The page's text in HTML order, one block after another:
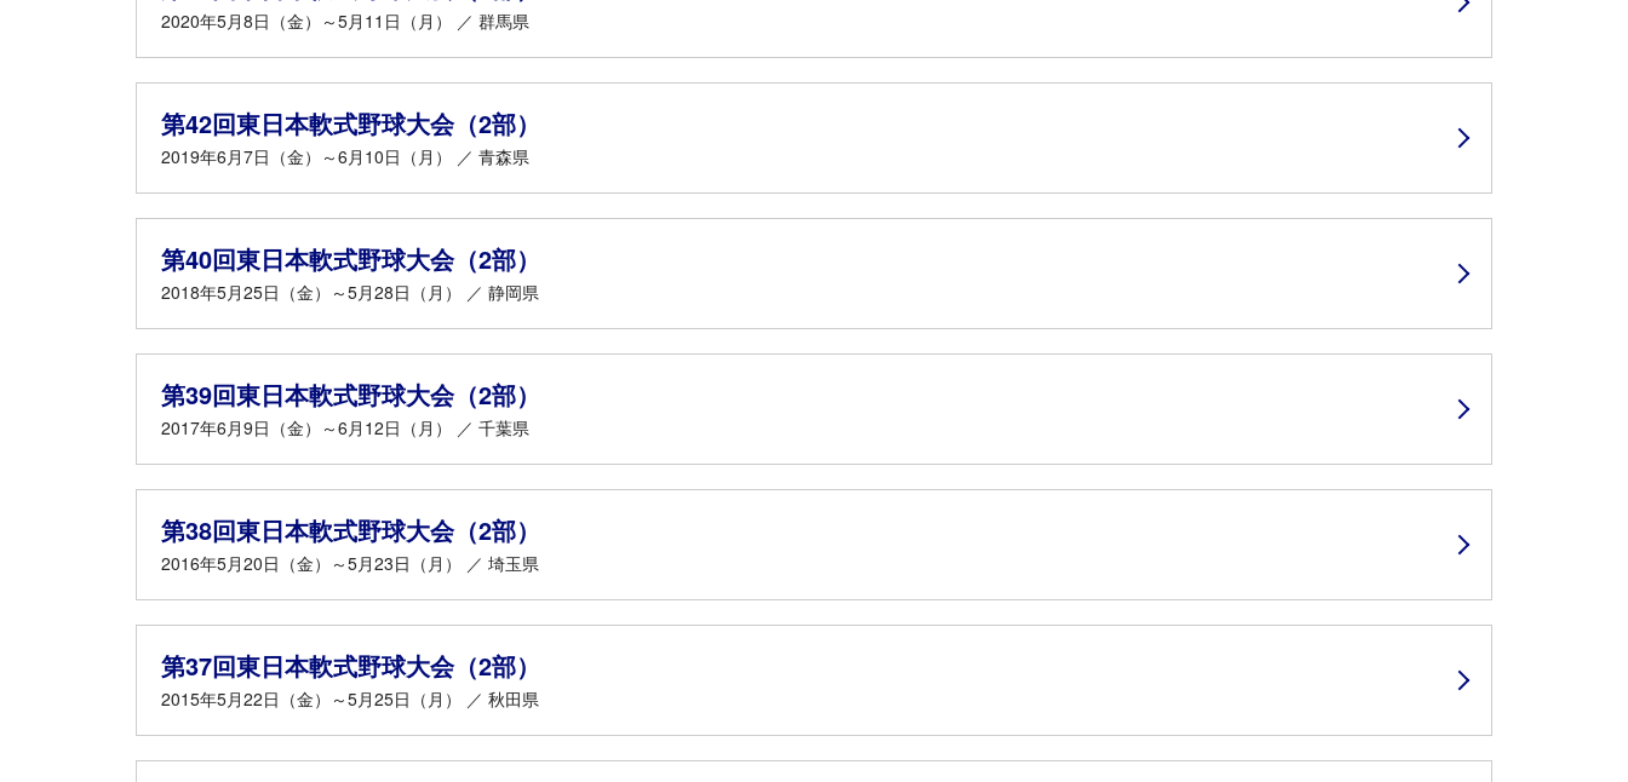
2020年5月8日（金）～5月11日（月） ／ 群馬県
第42回東日本軟式野球大会（2部）
2019年6月7日（金）～6月10日（月） ／ 青森県
第40回東日本軟式野球大会（2部）
2018年5月25日（金）～5月28日（月） ／ 静岡県
第39回東日本軟式野球大会（2部）
2017年6月9日（金）～6月12日（月） ／ 千葉県
第38回東日本軟式野球大会（2部）
2016年5月20日（金）～5月23日（月） ／ 埼玉県
第37回東日本軟式野球大会（2部）
2015年5月22日（金）～5月25日（月） ／ 秋田県